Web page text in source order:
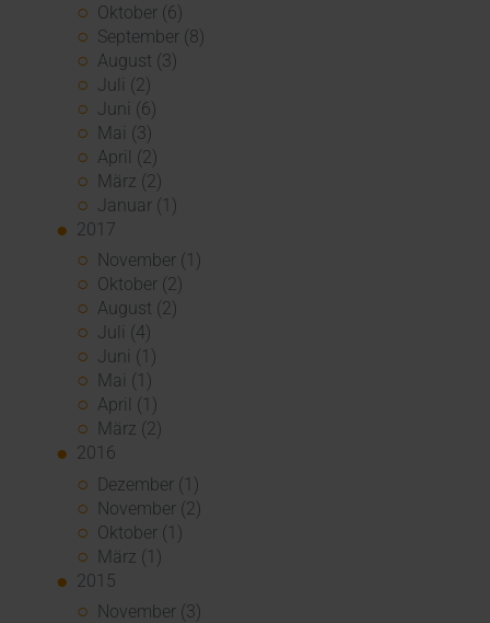
Oktober (6)
September (8)
August (3)
Juli (2)
Juni (6)
Mai (3)
April (2)
März (2)
Januar (1)
2017
November (1)
Oktober (2)
August (2)
Juli (4)
Juni (1)
Mai (1)
April (1)
März (2)
2016
Dezember (1)
November (2)
Oktober (1)
März (1)
2015
November (3)